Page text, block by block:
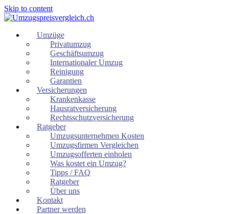
Skip to content
Umzüge
Privatumzug
Geschäftsumzug
Internationaler Umzug
Reinigung
Garantien
Versicherungen
Krankenkasse
Hausratversicherung
Rechtsschutzversicherung
Ratgeber
Umzugsunternehmen Kosten
Umzugsfirmen Vergleichen
Umzugsofferten einholen
Was kostet ein Umzug?
Tipps / FAQ
Ratgeber
Über uns
Kontakt
Partner werden